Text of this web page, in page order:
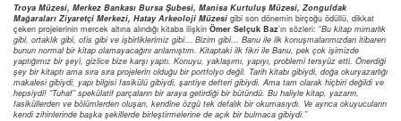
Troya Müzesi, Merkez Bankası Bursa Şubesi, Manisa Kurtuluş Müzesi, Zonguldak
Mağaraları Ziyaretçi Merkezi, Hatay Arkeoloji Müzesi gibi son dönemin birçoğu ödüllü, dikkat
çeken projelerinin mercek altına alındığı kitaba ilişkin Ömer Selçuk Baz’ın sözleri: “Bu kitap mimarlık
gibi, ortaklık gibi, ofis gibi ve işbirliklerimiz gibi… Bizim gibi… Banu ile ilk konuşmalarımızdan itibaren
bunun normal bir kitap olamayacağını anlamıştım. Kitaptaki ilk fikri ile Banu, pek çok işimizde
yaptığımız bir şeyi, gizlice bize karşı yaptı. Konuyu, yaklaşımı, yapıyı, problemi tersyüz etti. Önerdiği
şey bir kitaptı ama sıra sıra projelerin olduğu bir portfolyo değil. Tarih kitabı gibiydi, doğa okuryazarlığı
makalesi gibiydi, yapı bilgisi fasikülü gibiydi, şantiye defteri gibiydi. Ama tam olarak hiçbiri değildi ve
hepsiydi! “Tuhaf” spekülatif parçaların bir araya getirdiği bir bütündü. Bu haliyle kitap, yazarın,
fasiküllerden ve bölümlerden oluşan, kendine özgü tek defalık bir okumasıydı. Ve ayrıca okuyucuların
kendi zihinlerinde başka şekillerde birleştirmelerine de açık bir bulmaca gibiydi.”